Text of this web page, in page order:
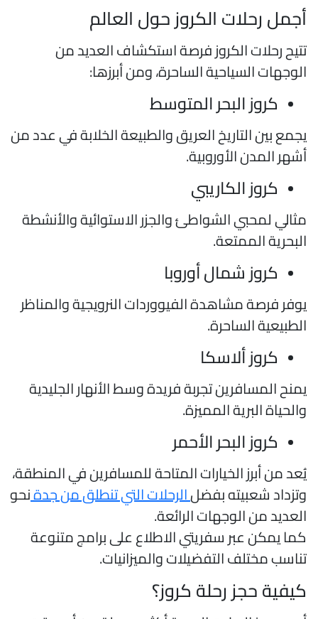
رحلات الكروز حول العالم
رحلات الكروز فرصة استكشاف العديد من
السياحية الساحرة، ومن أبرزها:
كروز البحر المتوسط
بين التاريخ العريق والطبيعة الخلابة في عدد من
المدن الأوروبية.
كروز الكاريبي
لمحبي الشواطئ والجزر الاستوائية والأنشطة
الممتعة.
كروز شمال أوروبا
فرصة مشاهدة الفيووردات النرويجية والمناظر
الساحرة.
كروز ألاسكا
المسافرين تجربة فريدة وسط الأنهار الجليدية
البرية المميزة.
كروز البحر الأحمر
من أبرز الخيارات المتاحة للمسافرين في المنطقة،
شعبيته بفضلالرحلات التي تنطلق من جدةنحو
من الوجهات الرائعة.
يمكن عبر سفريتي الاطلاع على برامج متنوعة
مختلف التفضيلات والميزانيات.
حجز رحلة كروز؟